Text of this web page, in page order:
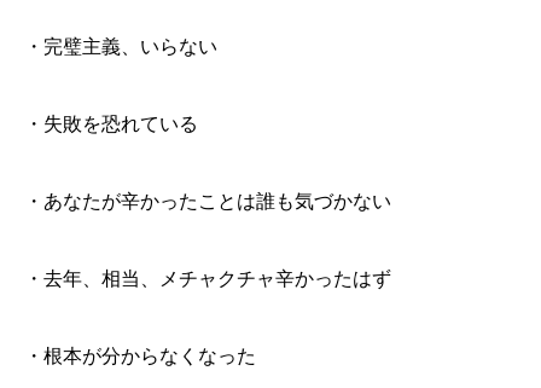
・完璧主義、いらない
・失敗を恐れている
・あなたが辛かったことは誰も気づかない
・去年、相当、メチャクチャ辛かったはず
・根本が分からなくなった